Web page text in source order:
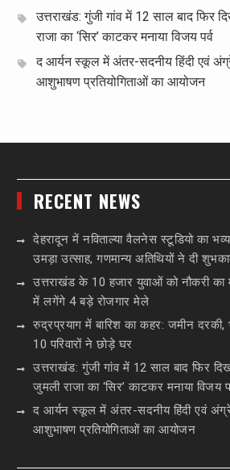
उत्तराखंड: गुंजी गांव में 12 साल बाद फिर
राजा का ‘सिर’ काटकर मनाया विजय पर्व
द आर्यन स्कूल में अंतर-सदनीय हिंदी एवं
आशुभाषण प्रतियोगिताओं का आयोजन
RECENT NEWS
देहरादून में नविताल्या वैलनेस स्टूडियो का
उमड़ा उत्साह, गणमान्य अतिथियों ने दी
उत्तराखंड के 10 हजार युवाओं को नौकरी का
में लगेंगे 4 बड़े रोजगार मेले
रुद्रप्रयाग में बारिश का कहर: जमीन
10 परिवारों ने छोड़े घर
उत्तराखंड: गुंजी गांव में 12 साल बाद फिर
जुमली राजा का ‘सिर’ काटकर मनाया विजय
द आर्यन स्कूल में अंतर-सदनीय हिंदी एवं
आशुभाषण प्रतियोगिताओं का आयोजन